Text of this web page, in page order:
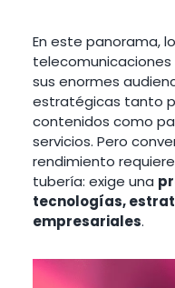
En este panorama,
sus enormes
estratégicas tanto
contenidos como
servicios. Pero
rendimiento
tubería: exige una
tecnologías,
empresariales.